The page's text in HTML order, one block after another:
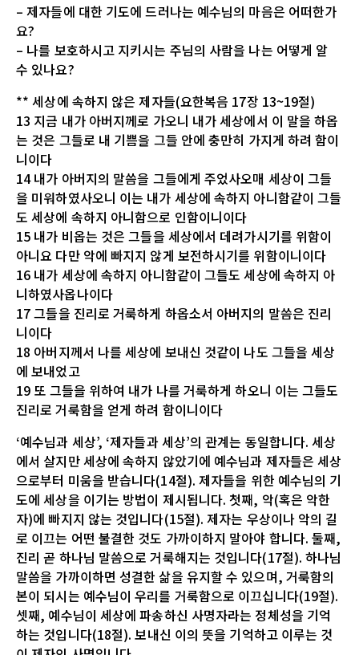
– 제자들에 대한 기도에 드러나는 예수님의 마음은 어떠한가
요?
– 나를 보호하시고 지키시는 주님의 사람을 나는 어떻게 알
수 있나요?
** 세상에 속하지 않은 제자들(요한복음 17장 13~19절)
13 지금 내가 아버지께로 가오니 내가 세상에서 이 말을 하옵
는 것은 그들로 내 기쁨을 그들 안에 충만히 가지게 하려 함이
니이다
14 내가 아버지의 말씀을 그들에게 주었사오매 세상이 그들
을 미워하였사오니 이는 내가 세상에 속하지 아니함같이 그들
도 세상에 속하지 아니함으로 인함이니이다
15 내가 비옵는 것은 그들을 세상에서 데려가시기를 위함이
아니요 다만 악에 빠지지 않게 보전하시기를 위함이니이다
16 내가 세상에 속하지 아니함같이 그들도 세상에 속하지 아
니하였사옵나이다
17 그들을 진리로 거룩하게 하옵소서 아버지의 말씀은 진리
니이다
18 아버지께서 나를 세상에 보내신 것같이 나도 그들을 세상
에 보내었고
19 또 그들을 위하여 내가 나를 거룩하게 하오니 이는 그들도
진리로 거룩함을 얻게 하려 함이니이다
‘예수님과 세상’, ‘제자들과 세상’의 관계는 동일합니다. 세상
에서 살지만 세상에 속하지 않았기에 예수님과 제자들은 세상
으로부터 미움을 받습니다(14절). 제자들을 위한 예수님의 기
도에 세상을 이기는 방법이 제시됩니다. 첫째, 악(혹은 악한
자)에 빠지지 않는 것입니다(15절). 제자는 우상이나 악의 길
로 이끄는 어떤 불결한 것도 가까이하지 말아야 합니다. 둘째,
진리 곧 하나님 말씀으로 거룩해지는 것입니다(17절). 하나님
말씀을 가까이하면 성결한 삶을 유지할 수 있으며, 거룩함의
본이 되시는 예수님이 우리를 거룩함으로 이끄십니다(19절).
셋째, 예수님이 세상에 파송하신 사명자라는 정체성을 기억
하는 것입니다(18절). 보내신 이의 뜻을 기억하고 이루는 것